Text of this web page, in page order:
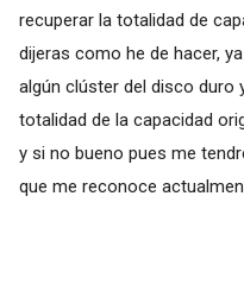
recuperar la totalidad de
dijeras como he de hacer,
algún clúster del disco
totalidad de la capacidad
y si no bueno pues me
que me reconoce